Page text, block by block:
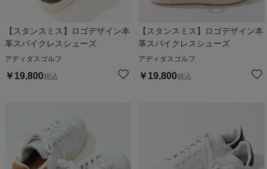
【スタンスミス】ロゴデザイン本
革スパイクレスシューズ
アディダスゴルフ
￥ 19,800税込
【スタンスミス】ロゴデザイン本
革スパイクレスシューズ
アディダスゴルフ
￥ 19,800税込